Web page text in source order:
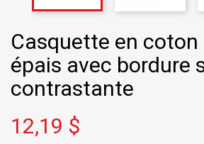
Casquette en coton
épais avec bordure
contrastante
12,19 $